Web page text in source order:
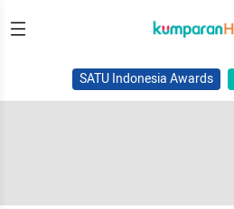
SATU Indonesia Awards